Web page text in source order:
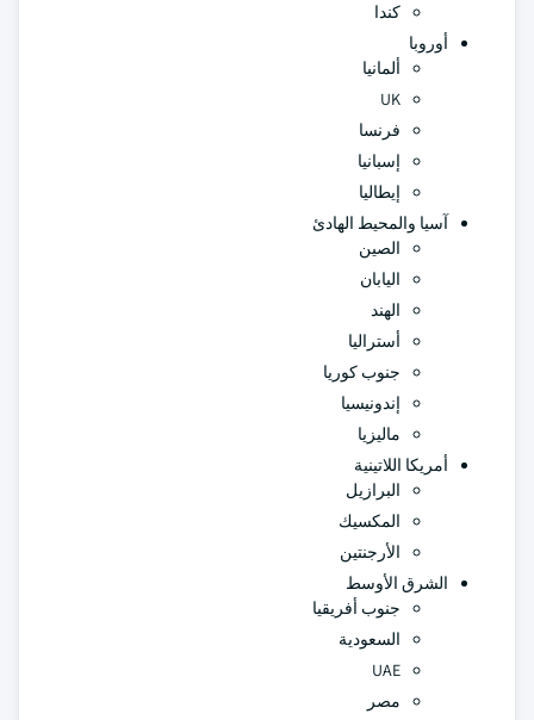
كندا
أوروبا
ألمانيا
UK
فرنسا
إسبانيا
إيطاليا
آسيا والمحيط الهادئ
الصين
اليابان
الهند
أستراليا
جنوب كوريا
إندونيسيا
ماليزيا
أمريكا اللاتينية
البرازيل
المكسيك
الأرجنتين
الشرق الأوسط
جنوب أفريقيا
السعودية
UAE
مصر